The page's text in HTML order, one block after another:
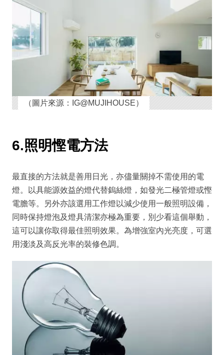
（圖片來源：IG@MUJIHOUSE）
6.照明慳電方法
最直接的方法就是善用日光，亦儘量關掉不需使用的電
燈。以具能源效益的燈代替鎢絲燈，如發光二極管燈或慳
電膽等。另外亦該選用工作燈以減少使用一般照明設備，
同時保持燈泡及燈具清潔亦極為重要，別少看這個舉動，
這可以讓你取得最佳照明效果。為增強室內光亮度，可選
用淺淡及高反光率的裝修色調。